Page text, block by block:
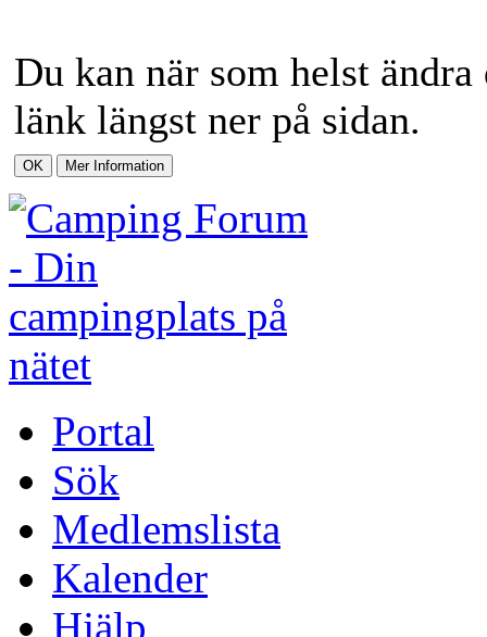
Du kan när som helst
länk längst ner på sidan.
Portal
Sök
Medlemslista
Kalender
Hjälp